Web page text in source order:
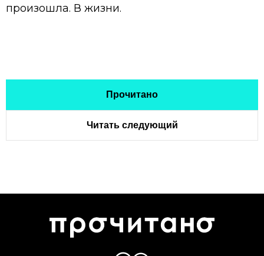
произошла. В жизни.
Прочитано
Читать следующий